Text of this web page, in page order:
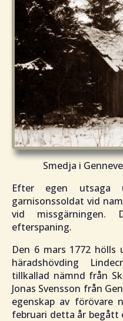
Smedja i
Efter egen utsaga
garnisonssoldat vid
vid missgärningen.
efterspaning.
Den 6 mars 1772
häradshövding
tillkallad nämnd från
Jonas Svensson från
egenskap av förövare
februari detta år begått